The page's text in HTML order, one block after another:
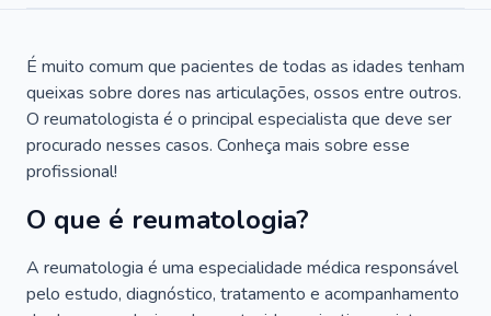
É muito comum que pacientes de todas as idades tenham
queixas sobre dores nas articulações, ossos entre outros.
O reumatologista é o principal especialista que deve ser
procurado nesses casos. Conheça mais sobre esse
profissional!
O que é reumatologia?
A reumatologia é uma especialidade médica responsável
pelo estudo, diagnóstico, tratamento e acompanhamento